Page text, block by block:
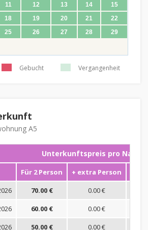
11 12 13 14
15
18 19 20 21
22
25 26 27 28
29
Gebucht Vergangenheit
A5
Unterkunftspreis pro Nacht
Für 2 Person + extra Person
70.00 €
0.00 €
60.00 €
0.00 €
50.00 € 0.00 €